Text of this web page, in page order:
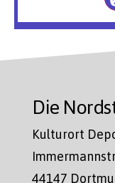
Die
Kulturort
44147